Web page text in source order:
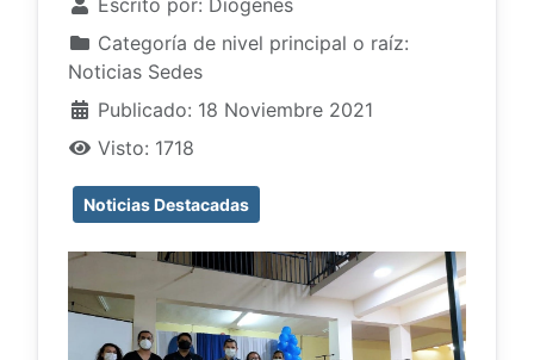
Categoría de nivel principal o raíz:
Noticias Sedes
Publicado: 18 Noviembre 2021
Visto: 1718
Noticias Destacadas